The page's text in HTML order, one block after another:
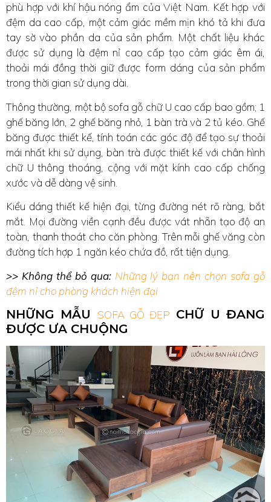
phù hợp với khí hậu nóng ẩm của Việt Nam. Kết hợp với
đệm da cao cấp, một cảm giác mềm mịn khó tả khi đưa
tay sờ vào phần da của sản phẩm. Một chất liệu khác
được sử dụng là đệm nỉ cao cấp tạo cảm giác êm ái,
thoải mái đồng thời giữ được form dáng của sản phẩm
trong thời gian sử dụng dài.
Thông thường, một bộ sofa gỗ chữ U cao cấp bao gồm; 1
ghế băng lớn, 2 ghế băng nhỏ, 1 bàn trà và 2 tủ kéo. Ghế
băng được thiết kế, tính toán các góc độ để tạo sự thoải
mái nhất khi sử dụng, bàn trà được thiết kế với chân hình
chữ U thông thoáng, cộng với mặt kính cao cấp chống
xước và dễ dàng vệ sinh.
Kiểu dáng thiết kế hiện đại, từng đường nét rõ ràng, bắt
mắt. Mọi đường viền cạnh đều được vát nhẵn tạo độ an
toàn, thanh thoát cho căn phòng. Trên mỗi ghế văng còn
đường tích hợp 1 ngăn kéo chứa đồ, rất tiện dụng.
>> Không thể bỏ qua: Những lý bạn nên chọn sofa gỗ
đệm nỉ cho phòng khách hiện đại
NHỮNG MẪU SOFA GỖ ĐẸP CHỮ U ĐANG
ĐƯỢC ƯA CHUỘNG